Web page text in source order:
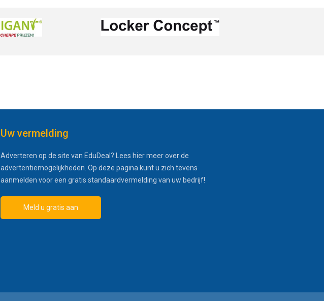
Uw vermelding
Adverteren op de site van EduDeal? Lees hier meer over de
advertentiemogelijkheden. Op deze pagina kunt u zich tevens
aanmelden voor een gratis standaardvermelding van uw bedrijf!
Meld u gratis aan